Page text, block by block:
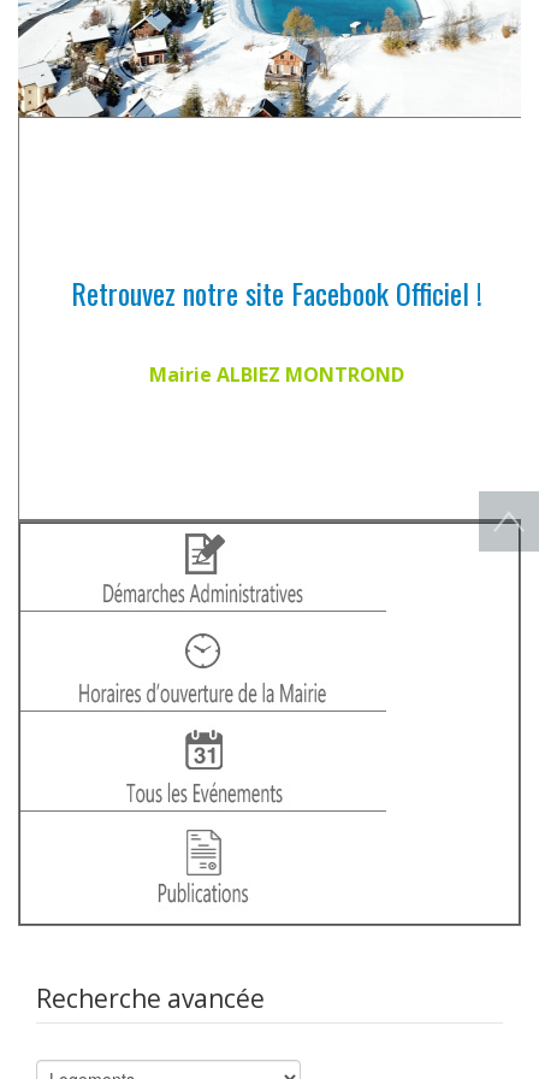
Retrouvez notre site Facebook Officiel !
Mairie ALBIEZ MONTROND
Recherche avancée